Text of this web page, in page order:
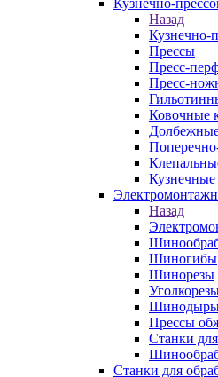
Кузнечно-
Назад
Кузнечно-
Прессы
Пресс-
Пресс-
Ковочные
Кузнечные
Назад
Шиногибы
Шинорезы
Прессы
Станки
Станки для